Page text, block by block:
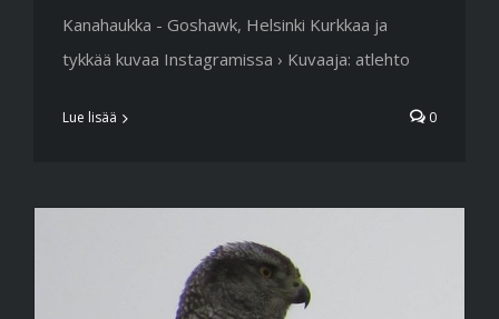
Kanahaukka - Goshawk, Helsinki Kurkkaa ja
tykkää kuvaa Instagramissa › Kuvaaja: atlehto
Lue lisää 0